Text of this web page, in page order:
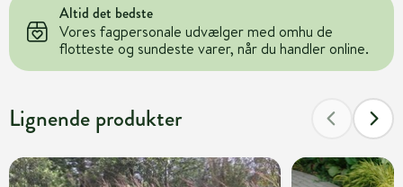
Altid det bedste
Vores fagpersonale udvælger med omhu de
flotteste og sundeste varer, når du handler online.
Lignende produkter